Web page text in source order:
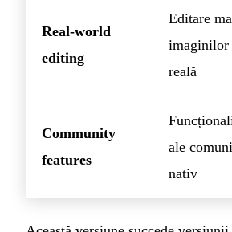
Real-world
editing
Editare
imaginilor
reală
Community
features
ale
nativ